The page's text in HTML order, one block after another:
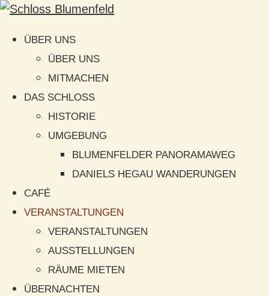
ÜBER UNS
ÜBER UNS
MITMACHEN
DAS SCHLOSS
HISTORIE
UMGEBUNG
BLUMENFELDER PANORAMAWEG
DANIELS HEGAU WANDERUNGEN
CAFÉ
VERANSTALTUNGEN
VERANSTALTUNGEN
AUSSTELLUNGEN
RÄUME MIETEN
ÜBERNACHTEN